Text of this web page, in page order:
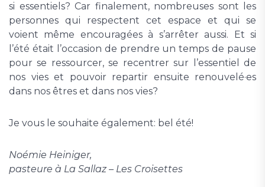
si essentiels? Car finalement, nombreuses sont les
personnes qui respectent cet espace et qui se
voient même encouragées à s’arrêter aussi. Et si
l’été était l’occasion de prendre un temps de pause
pour se ressourcer, se recentrer sur l’essentiel de
nos vies et pouvoir repartir ensuite renouvelé·es
dans nos êtres et dans nos vies?
Je vous le souhaite également: bel été!
Noémie Heiniger,
pasteure à La Sallaz – Les Croisettes